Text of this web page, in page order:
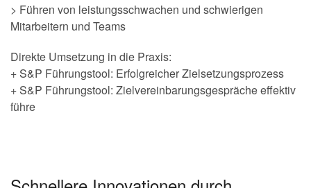
> Führen von leistungsschwachen und schwierigen
Mitarbeitern und Teams
Direkte Umsetzung in die Praxis:
+ S&P Führungstool: Erfolgreicher Zielsetzungsprozess
+ S&P Führungstool: Zielvereinbarungsgespräche effektiv
führe